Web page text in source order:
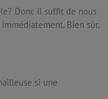
Donc il suffit de nous
Bien sûr,
si une